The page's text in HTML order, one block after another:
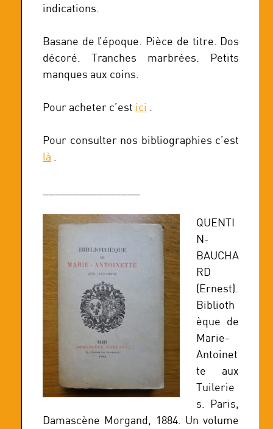
indications.
Basane de l’époque. Pièce de titre. Dos
décoré. Tranches marbrées. Petits
manques aux coins.
Pour acheter c’est ici .
Pour consulter nos bibliographies c’est
là .
QUENTI
N-
BAUCHA
RD
(Ernest).
Biblioth
èque de
Marie-
Antoinet
te aux
Tuilerie
s. Paris,
Damascène Morgand, 1884. Un volume